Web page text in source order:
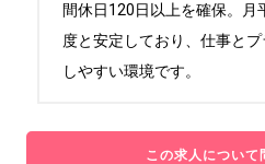
間休日120日以上を確保。月
度と安定しており、仕事と
しやすい環境です。
この求人について